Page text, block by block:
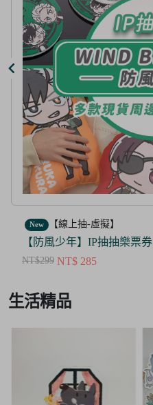
New 【線上抽-虛擬】
【防風少年】IP抽抽樂票券
NT$299 NT$ 285
2
生活精品